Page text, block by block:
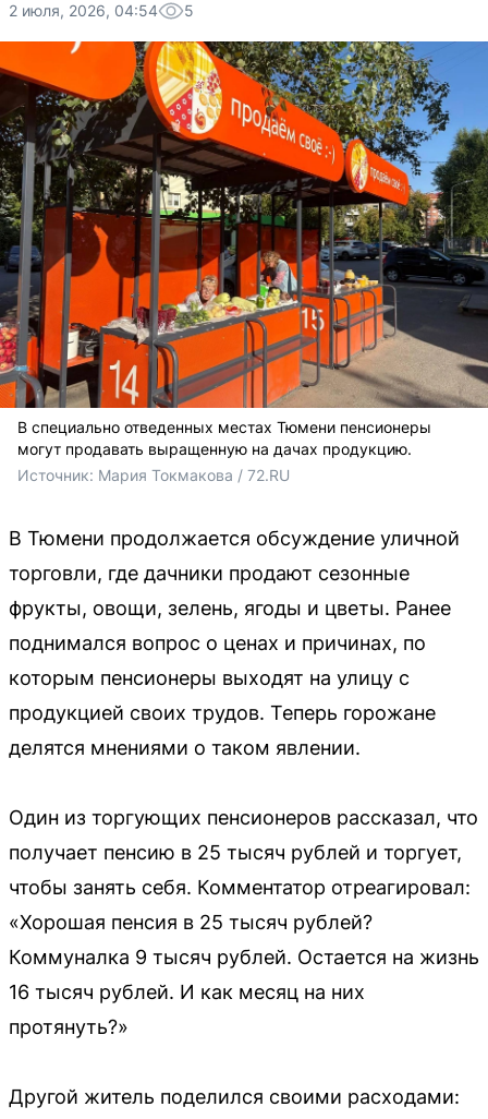
2 июля, 2026, 04:54 5
В специально отведенных местах Тюмени пенсионеры
могут продавать выращенную на дачах продукцию.
Источник: Мария Токмакова / 72.RU
В Тюмени продолжается обсуждение уличной
торговли, где дачники продают сезонные
фрукты, овощи, зелень, ягоды и цветы. Ранее
поднимался вопрос о ценах и причинах, по
которым пенсионеры выходят на улицу с
продукцией своих трудов. Теперь горожане
делятся мнениями о таком явлении.
Один из торгующих пенсионеров рассказал, что
получает пенсию в 25 тысяч рублей и торгует,
чтобы занять себя. Комментатор отреагировал:
«Хорошая пенсия в 25 тысяч рублей?
Коммуналка 9 тысяч рублей. Остается на жизнь
16 тысяч рублей. И как месяц на них
протянуть?»
Другой житель поделился своими расходами: